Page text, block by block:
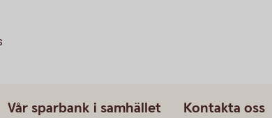
Vår sparbank i samhället Kontakta oss